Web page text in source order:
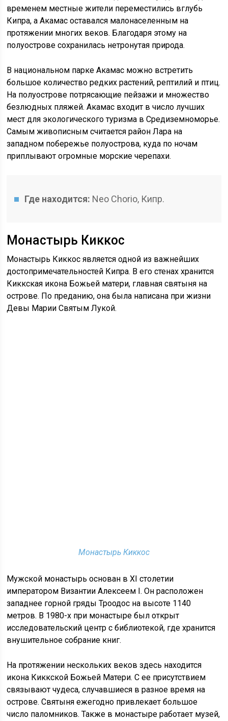
временем местные жители переместились вглубь
Кипра, а Акамас оставался малонаселенным на
протяжении многих веков. Благодаря этому на
полуострове сохранилась нетронутая природа.
В национальном парке Акамас можно встретить
большое количество редких растений, рептилий и птиц.
На полуострове потрясающие пейзажи и множество
безлюдных пляжей. Акамас входит в число лучших
мест для экологического туризма в Средиземноморье.
Самым живописным считается район Лара на
западном побережье полуострова, куда по ночам
приплывают огромные морские черепахи.
Где находится: Neo Chorio, Кипр.
Монастырь Киккос
Монастырь Киккос является одной из важнейших
достопримечательностей Кипра. В его стенах хранится
Киккская икона Божьей матери, главная святыня на
острове. По преданию, она была написана при жизни
Девы Марии Святым Лукой.
Монастырь Киккос
Мужской монастырь основан в XI столетии
императором Византии Алексеем I. Он расположен
западнее горной гряды Троодос на высоте 1140
метров. В 1980-х при монастыре был открыт
исследовательский центр с библиотекой, где хранится
внушительное собрание книг.
На протяжении нескольких веков здесь находится
икона Киккской Божьей Матери. С ее присутствием
связывают чудеса, случавшиеся в разное время на
острове. Святыня ежегодно привлекает большое
число паломников. Также в монастыре работает музей,